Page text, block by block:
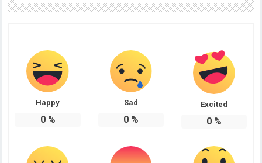
Happy
0%
Sad
0%
Excited
0 %